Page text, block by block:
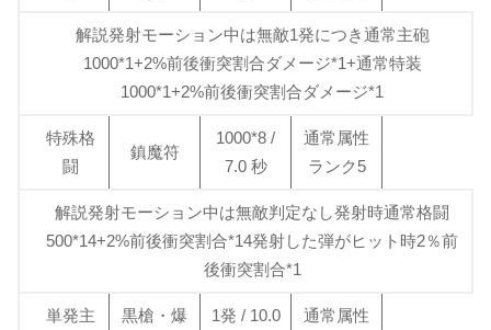
解説発射モーション中は無敵1発につき通常主砲
1000*1+2%前後衝突割合ダメージ*1+通常特装
1000*1+2%前後衝突割合ダメージ*1
特殊格
闘
鎮魔符
1000*8 /
7.0 秒
通常属性
ランク5
解説発射モーション中は無敵判定なし発射時通常格闘
500*14+2%前後衝突割合*14発射した弾がヒット時2％前
後衝突割合*1
単発主
黒槍・爆
1発 / 10.0
通常属性